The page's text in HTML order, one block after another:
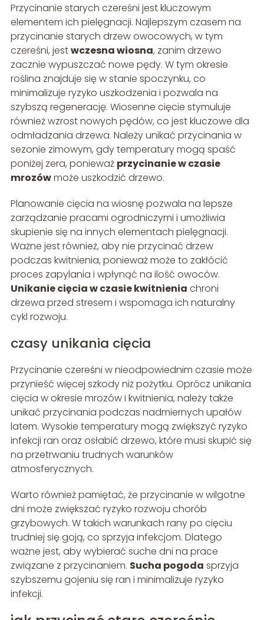
Przycinanie starych czereśni jest kluczowym
elementem ich pielęgnacji. Najlepszym czasem na
przycinanie starych drzew owocowych, w tym
czereśni, jestwczesna wiosna, zanim drzewo
zacznie wypuszczać nowe pędy. W tym okresie
roślina znajduje się w stanie spoczynku, co
minimalizuje ryzyko uszkodzenia i pozwala na
szybszą regenerację. Wiosenne cięcie stymuluje
również wzrost nowych pędów, co jest kluczowe dla
odmładzania drzewa. Należy unikać przycinania w
sezonie zimowym, gdy temperatury mogą spaść
poniżej zera, ponieważ przycinanie w czasie
mrozówmoże uszkodzić drzewo.
Planowanie cięcia na wiosnę pozwala na lepsze
zarządzanie pracami ogrodniczymi i umożliwia
skupienie się na innych elementach pielęgnacji.
Ważne jest również, aby nie przycinać drzew
podczas kwitnienia, ponieważ może to zakłócić
proces zapylania i wpłynąć na ilość owoców.
Unikanie cięcia w czasie kwitnienia chroni
drzewa przed stresem i wspomaga ich naturalny
cykl rozwoju.
czasy unikania cięcia
Przycinanie czereśni w nieodpowiednim czasie może
przynieść więcej szkody niż pożytku. Oprócz unikania
cięcia w okresie mrozów i kwitnienia, należy także
unikać przycinania podczas nadmiernych upałów
latem. Wysokie temperatury mogą zwiększyć ryzyko
infekcji ran oraz osłabić drzewo, które musi skupić się
na przetrwaniu trudnych warunków
atmosferycznych.
Warto również pamiętać, że przycinanie w wilgotne
dni może zwiększać ryzyko rozwoju chorób
grzybowych. W takich warunkach rany po cięciu
trudniej się goją, co sprzyja infekcjom. Dlatego
ważne jest, aby wybierać suche dni na prace
związane z przycinaniem. Sucha pogoda sprzyja
szybszemu gojeniu się ran i minimalizuje ryzyko
infekcji.